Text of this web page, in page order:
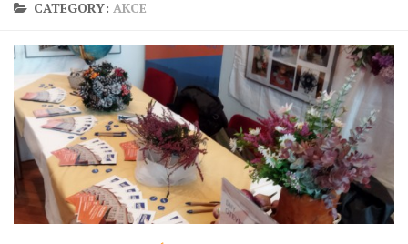
Studium
Obor
Přijímací řízení
Zahraniční stáže
Kurzy
CATEGORY: AKCE